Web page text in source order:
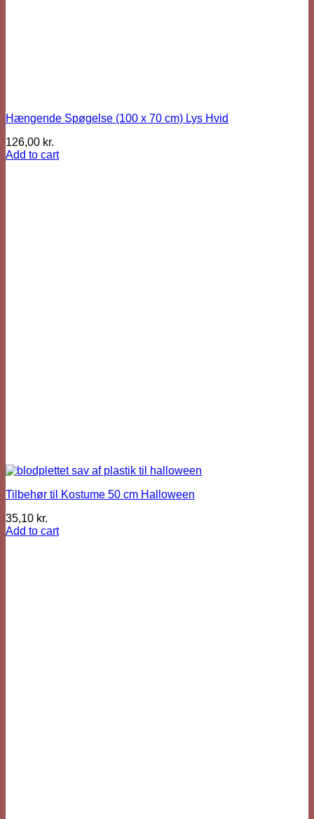
Hængende Spøgelse (100 x 70 cm) Lys Hvid
126,00 kr.
Add to cart
Tilbehør til Kostume 50 cm Halloween
35,10 kr.
Add to cart